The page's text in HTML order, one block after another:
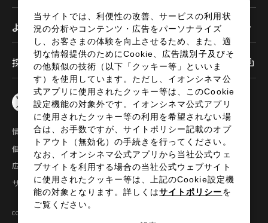
よくあるご質問
採用情報
情報セキュリティ
サイトポリシー
個人情報の取扱い
お問い合わせ
広告掲載
特定商取引法に基づく表示
サイトマップ
COPYRIGHT©2024 AEON ENTERTAINMENT CO.,LTD ALL RIGHTS RESERVED.
当サイトでは、利便性の改善、サービスの利用状
況の分析やコンテンツ・広告をパーソナライズ
し、お客さまの体験を向上させるため、また、適
切な情報提供のためにCookie、広告識別子及びそ
の他類似の技術（以下「クッキー等」といいま
す）を使用しています。ただし、イオンシネマ公
式アプリに使用されたクッキー等は、このCookie
設定機能の対象外です。イオンシネマ公式アプリ
に使用されたクッキー等の利用を希望されない場
合は、お手数ですが、サイトポリシー記載のオプ
トアウト（無効化）の手続きを行ってください。
なお、イオンシネマ公式アプリから当社公式ウェ
ブサイトを利用する場合の当社公式ウェブサイト
に使用されたクッキー等は、上記のCookie設定機
能の対象となります。詳しくはサイトポリシーを
ご覧ください。